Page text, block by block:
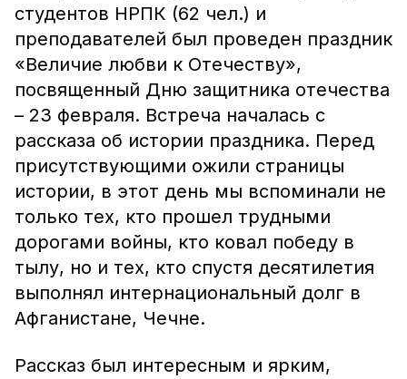
студентов НРПК (62 чел.) и
преподавателей был проведен праздник
«Величие любви к Отечеству»,
посвященный Дню защитника отечества
– 23 февраля. Встреча началась с
рассказа об истории праздника. Перед
присутствующими ожили страницы
истории, в этот день мы вспоминали не
только тех, кто прошел трудными
дорогами войны, кто ковал победу в
тылу, но и тех, кто спустя десятилетия
выполнял интернациональный долг в
Афганистане, Чечне.
Рассказ был интересным и ярким,